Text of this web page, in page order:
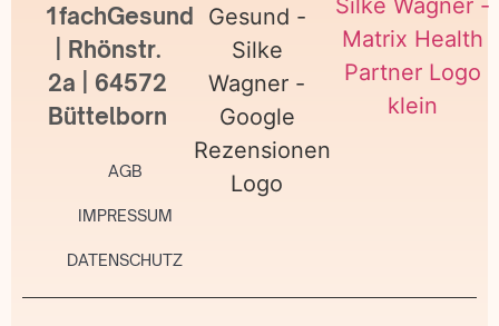
1fachGesund
| Rhönstr.
2a | 64572
Büttelborn
AGB
IMPRESSUM
DATENSCHUTZ